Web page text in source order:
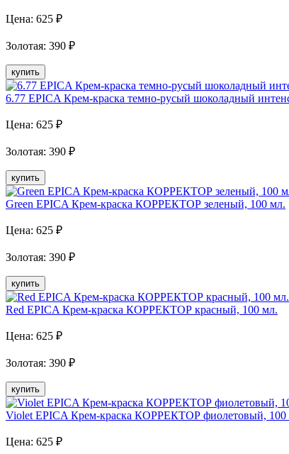
Цена: 625 ₽
Золотая: 390 ₽
купить
6.77 EPICA Крем-краска темно-русый шоколадный
Цена: 625 ₽
Золотая: 390 ₽
купить
Green EPICA Крем-краска КОРРЕКТОР зеленый, 100 мл.
Цена: 625 ₽
Золотая: 390 ₽
купить
Red EPICA Крем-краска КОРРЕКТОР красный, 100 мл.
Цена: 625 ₽
Золотая: 390 ₽
купить
Violet EPICA Крем-краска КОРРЕКТОР фиолетовый, 100
Цена: 625 ₽